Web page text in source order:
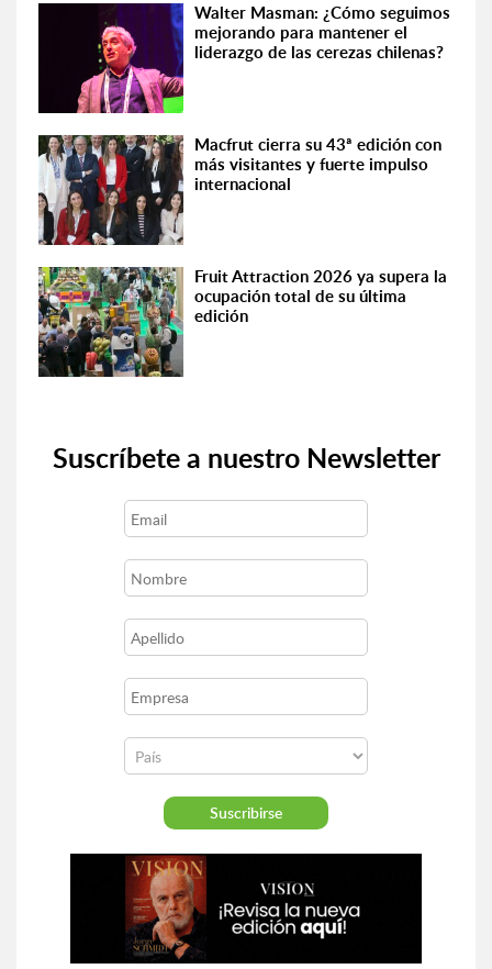
Walter Masman: ¿Cómo seguimos
mejorando para mantener el
liderazgo de las cerezas chilenas?
Macfrut cierra su 43ª edición con
más visitantes y fuerte impulso
internacional
Fruit Attraction 2026 ya supera la
ocupación total de su última
edición
Suscríbete a nuestro Newsletter